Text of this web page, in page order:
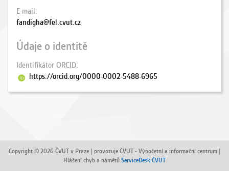
E-mail
fandigha@fel.cvut.cz
Údaje o identitě
Identifikátor ORCID
https://orcid.org/0000-0002-5488-6965
Copyright © 2026 ČVUT v Praze | provozuje ČVUT - Výpočetní a informační centrum |
Hlášení chyb a námětů ServiceDesk ČVUT